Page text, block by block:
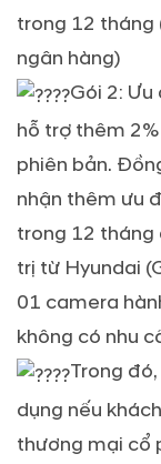
trong 12 tháng
ngân hàng)
Gói 2:
hỗ trợ thêm
phiên bản.
nhận thêm ưu
trong 12 tháng
trị từ Hyundai
01 camera
không có nhu
Trong
dụng nếu
thương mại cổ